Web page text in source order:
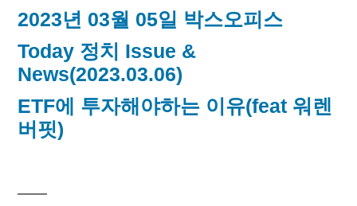
2023년 03월 05일 박스오피스
Today 정치 Issue &
News(2023.03.06)
ETF에 투자해야하는 이유(feat 워렌
버핏)